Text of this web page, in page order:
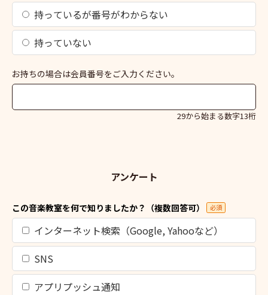
持っているが番号がわからない
持っていない
お持ちの場合は会員番号をご入力ください。
29から始まる数字13桁
アンケート
この音楽教室を何で知りましたか？（複数回答可） 必須
インターネット検索（Google, Yahooなど）
SNS
アプリプッシュ通知